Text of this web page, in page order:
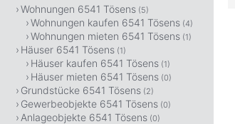
Wohnungen 6541 Tösens (5)
Wohnungen kaufen 6541 Tösens (4)
Wohnungen mieten 6541 Tösens (1)
Häuser 6541 Tösens (1)
Häuser kaufen 6541 Tösens (1)
Häuser mieten 6541 Tösens (0)
Grundstücke 6541 Tösens (2)
Gewerbeobjekte 6541 Tösens (0)
Anlageobjekte 6541 Tösens (0)